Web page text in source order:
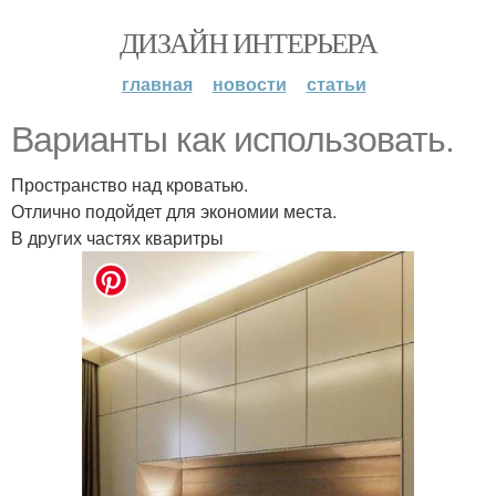
ДИЗАЙН ИНТЕРЬЕРА
главная новости статьи
Варианты как использовать.
Пространство над кроватью.
Отлично подойдет для экономии места.
В других частях кваритры